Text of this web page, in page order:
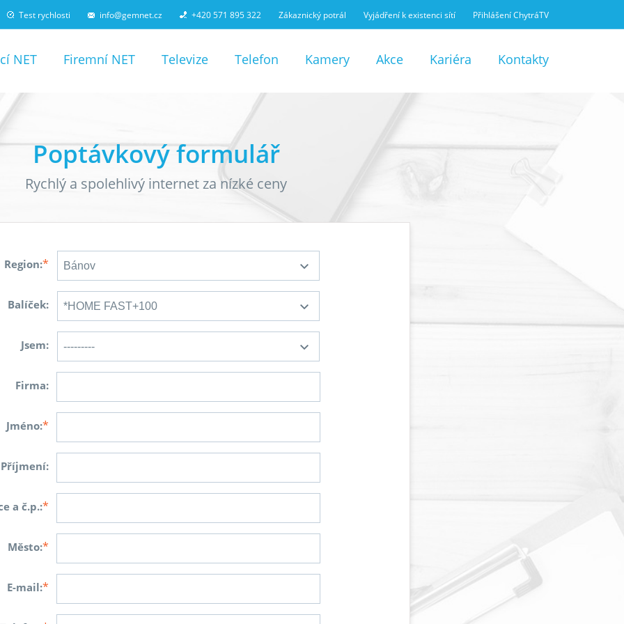
Test rychlosti info@gemnet.cz +420 571 895 322 Zákaznický potrál Vyjádření k existenci sítí Přihlášení ChytráTV
NET Firemní NET Televize Telefon Kamery Akce Kariéra Kontakty
Poptávkový formulář
Rychlý a spolehlivý internet za nízké ceny
Region:*
Balíček:
Jsem:
Firma:
Jméno:*
Příjmení:
a č.p.:*
Město:*
E-mail:*